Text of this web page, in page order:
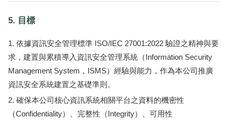
5. 目標
依據資訊安全管理標準 ISO/IEC 27001:2022 驗證之精神與要
求，建置與累積導入資訊安全管理系統（Information Security
Management System，ISMS）經驗與能力，作為本公司推廣
資訊安全系統建置之基礎準則。
確保本公司核心資訊系統相關平台之資料的機密性
（Confidentiality）、完整性（Integrity）、可用性